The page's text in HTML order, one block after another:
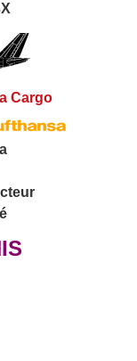
Cargo